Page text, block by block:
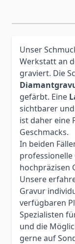
Unser
Werkstatt an
graviert. Die
gefärbt. Eine
sichtbarer
ist daher eine
Geschmacks.
In beiden
hochpräzisen
Unsere
Gravur
verfügbaren
Spezialisten
und die
gerne auf